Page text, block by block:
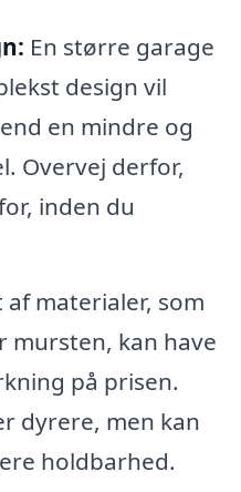
En større garage
design vil
en mindre og
Overvej derfor,
inden du
af materialer, som
mursten, kan have
på prisen.
dyrere, men kan
holdbarhed.